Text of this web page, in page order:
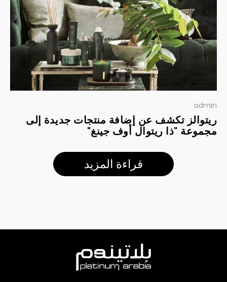
admin
ريتوالز تكشف عن إضافة منتجات جديدة إلى
مجموعة "ذا ريتوال أوف جينغ"
قراءة المزيد